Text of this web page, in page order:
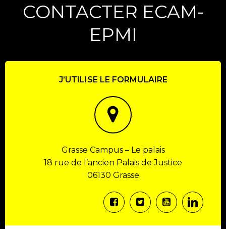
CONTACTER ECAM-
EPMI
J’UTILISE LE FORMULAIRE
Grasse Campus – Le palais
18 rue de l’ancien Palais de Justice
06130 Grasse